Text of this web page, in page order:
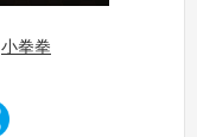
小拳拳